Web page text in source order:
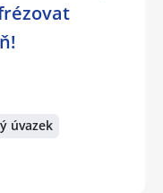
úvazek